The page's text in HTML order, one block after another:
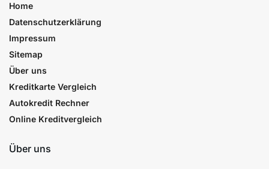
Home
Datenschutzerklärung
Impressum
Sitemap
Über uns
Kreditkarte Vergleich
Autokredit Rechner
Online Kreditvergleich
Über uns